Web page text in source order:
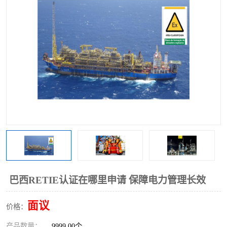
巴西RETIE认证在哪里申请 保障电力管理长效
价格： 面议